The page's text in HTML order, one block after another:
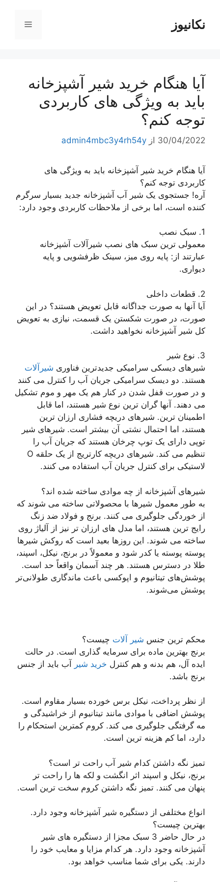
محتوانکانیوز فهرست
آیا هنگام خرید شیر آشپزخانه
باید به ویژگی های کاربردی
توجه کنم؟
30/04/2022 از admin4mbc3y4rh54y
آیا هنگام خرید شیر آشپزخانه باید به ویژگی های
کاربردی توجه کنم؟
آره! جستجوی یک شیر آب آشپزخانه جدید بسیار سرگرم
کننده است، اما برخی از ملاحظات کاربردی وجود دارد:
1. سبک نصب
معمولی ترین سبک های نصب شیرآلات آشپزخانه
عبارتند از: پایه روی میز، سینک ظرفشویی و پایه
دیواری.
2. قطعات داخلی
آیا آنها به صورت جداگانه قابل تعویض هستند؟ در این
صورت، در صورت شکستن یک قسمت، نیازی به تعویض
کل شیر آشپزخانه نخواهید داشت.
3. نوع شیر
شیرهای دیسکی سرامیکی جدیدترین فناوری شیرآلات
هستند. دو دیسک سرامیکی جریان آب را کنترل می کنند
و در صورت قفل شدن در کنار هم یک مهر و موم تشکیل
می دهند. آنها گران ترین نوع شیر هستند، اما قابل
اطمینان ترین. شیرهای دریچه فشاری ارزان ترین
هستند، اما احتمال نشتی آن بیشتر است. شیرهای شیر
توپی دارای یک توپ چرخان هستند که جریان آب را
تنظیم می کند. شیرهای دریچه کارتریج از یک حلقه O
لاستیکی برای کنترل جریان آب استفاده می کنند.
شیرهای آشپزخانه از چه موادی ساخته شده اند؟
به طور معمول شیرها با محصولاتی ساخته می شوند که
از خوردگی جلوگیری می کنند. برنج و فولاد ضد زنگ
رایج ترین هستند، اما مدل های ارزان تر نیز از آلیاژ روی
ساخته می شوند. این روزها بعید است که روکش شیرها
پوسته پوسته یا کدر شود و معمولاً در برنج، نیکل، اسپند،
طلا در دسترس هستند. هر چند آسمان واقعاً حد است.
پوشش‌های تیتانیوم و اپوکسی باعث ماندگاری طولانی‌تر
پوشش می‌شوند.
محکم ترین جنس شیر آلات چیست؟
برنج بهترین ماده برای سرمایه گذاری است. در حالت
ایده آل، هم بدنه و هم کنترل خرید شیر آب باید از جنس
برنج باشد.
از نظر پرداخت، نیکل برس خورده بسیار مقاوم است.
پوشش اضافی با موادی مانند تیتانیوم از خراشیدگی و
مه گرفتگی جلوگیری می کند. کروم کمترین استحکام را
دارد، اما کم هزینه ترین است.
تمیز نگه داشتن کدام شیر آب راحت تر است؟
برنج، نیکل و اسپند اثر انگشت و لکه ها را راحت تر
پنهان می کنند. تمیز نگه داشتن کروم سخت ترین است.
انواع مختلفی از دستگیره شیر آشپزخانه وجود دارد.
بهترین چیست؟
در حال حاضر 3 سبک مجزا از دستگیره های شیر
آشپزخانه وجود دارد. هر کدام مزایا و معایب خود را
دارند. یکی برای شما مناسب خواهد بود.